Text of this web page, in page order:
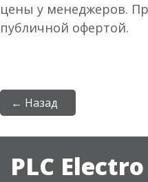
цены у менеджеров.
публичной офертой.
← Назад
PLC Electro